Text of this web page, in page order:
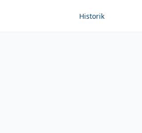
Historik